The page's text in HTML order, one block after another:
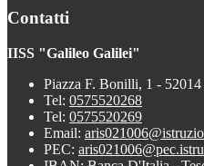
Contatti
IISS "Galileo Galilei"
Piazza F. Bonilli, 1 -
Tel: 0575520268
Tel: 0575520269
Email:
PEC: